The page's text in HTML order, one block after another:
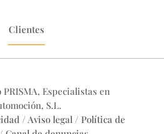
Clientes
Especialistas en
S.L.
/ Aviso legal/ Política de